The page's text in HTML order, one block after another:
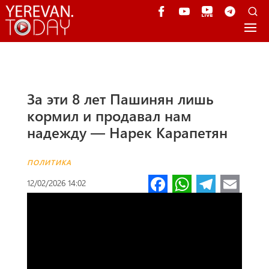
За эти 8 лет Пашинян лишь
кормил и продавал нам
надежду — Нарек Карапетян
ПОЛИТИКА
12/02/2026 14:02 Fa W Te